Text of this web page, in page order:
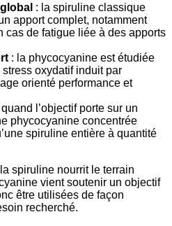
: la spiruline classique
apport complet, notamment
cas de fatigue liée à des apports
: la phycocyanine est étudiée
oxydatif induit par
orienté performance et
quand l’objectif porte sur un
phycocyanine concentrée
spiruline entière à quantité
spiruline nourrit le terrain
vient soutenir un objectif
être utilisées de façon
recherché.